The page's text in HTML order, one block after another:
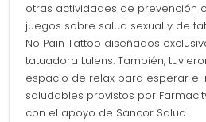
otras actividades de prevención
juegos sobre salud sexual y de
No Pain Tattoo diseñados
tatuadora Lulens. También,
espacio de relax para esperar el
saludables provistos por
con el apoyo de Sancor Salud.